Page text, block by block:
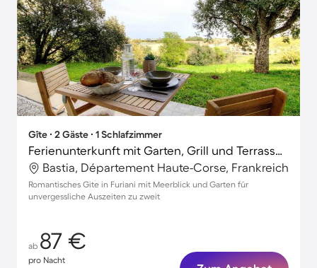
Gîte ∙ 2 Gäste ∙ 1 Schlafzimmer
Ferienunterkunft mit Garten, Grill und Terrasse | Meerblick
Bastia, Département Haute-Corse, Frankreich
Romantisches Gite in Furiani mit Meerblick und Garten für
unvergessliche Auszeiten zu zweit
ab 87 €
pro Nacht